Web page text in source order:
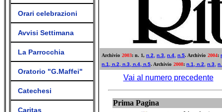
Orari celebrazioni
Avvisi Settimana
La Parrocchia
Oratorio "G.Maffei"
Catechesi
Caritas
Archivio 2003: n. 1, n.2, n.3, n.4, n.5. Archivio 2004:
n.1, n.2, n.3, n.4, n.5. Archivio 2008: n.1, n.2, n.3,
Vai al numero precedente
Prima Pagina